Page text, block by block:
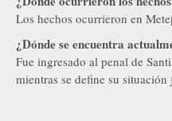
Los hechos ocurrieron en
¿Dónde se encuentra
Fue ingresado al penal de
mientras se define su